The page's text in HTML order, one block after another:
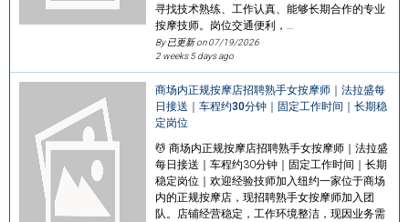
寻找技术熟练、工作认真、能够长期合作的专业
按摩技师。岗位交通便利，…
By 已更新 on07/19/2026
2 weeks 5 days ago
商场内正规按摩店招聘熟手女按摩师｜法拉盛每
日接送｜车程约30分钟｜固定工作时间｜长期稳
定岗位
💆 商场内正规按摩店招聘熟手女按摩师｜法拉盛
每日接送｜车程约30分钟｜固定工作时间｜长期
稳定岗位｜欢迎经验技师加入纽约一家位于商场
内的正规按摩店，现招聘熟手女按摩师加入团
队。店铺经营稳定，工作环境整洁，现因业务需